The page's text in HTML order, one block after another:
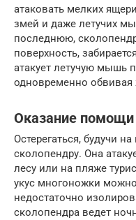
атаковать мелких
змей и даже летучих
последнюю,
поверхность,
атакует летучую мышь
одновременно обвивая
Оказание помощи
Остерегаться, будучи
сколопендру. Она
лесу или на пляже
укус многоножки
недостаточно
сколопендра ведет